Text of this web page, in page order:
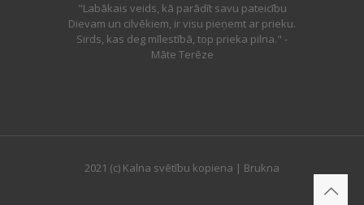
"Labākais veids, kā parādīt savu pateicību
Dievam un cilvēkiem, ir visu pieņemt ar prieku.
Sirds, kas deg mīlestībā, top prieka pilna." -
Māte Terēze
2021 (c) Kalna svētību kopiena | Brukna